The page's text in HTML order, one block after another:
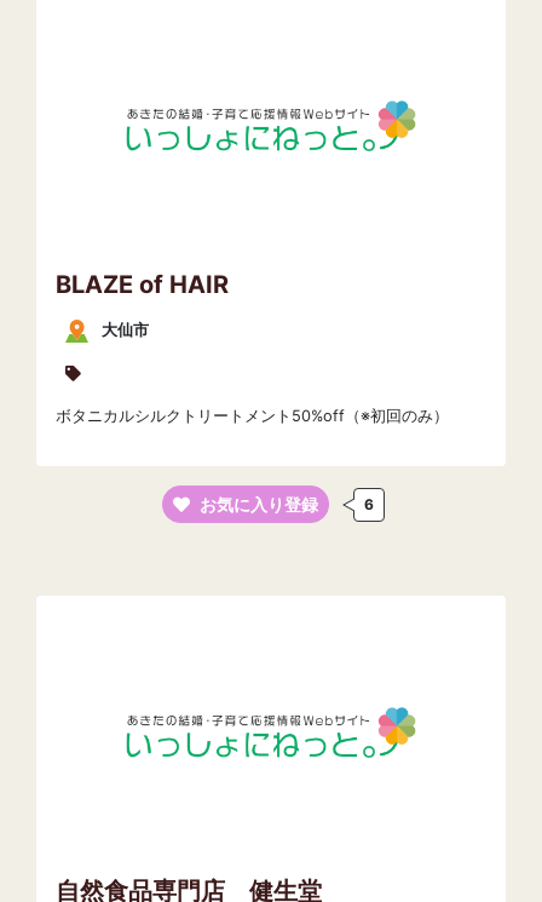
BLAZE of HAIR
大仙市
ボタニカルシルクトリートメント50%off（※初回のみ）
お気に入り登録 6
自然食品専門店 健生堂